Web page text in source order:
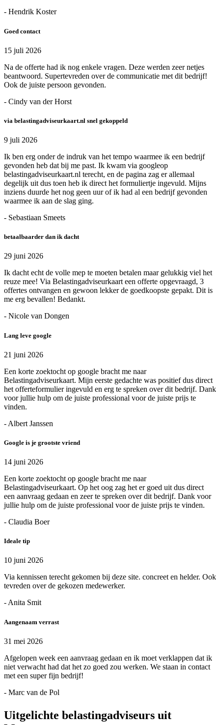
- Hendrik Koster
Goed contact
15 juli 2026
Na de offerte had ik nog enkele vragen. Deze werden zeer netjes
beantwoord. Supertevreden over de communicatie met dit bedrijf!
Ook de juiste persoon gevonden.
- Cindy van der Horst
via belastingadviseurkaart.nl snel gekoppeld
9 juli 2026
Ik ben erg onder de indruk van het tempo waarmee ik een bedrijf
gevonden heb dat bij me past. Ik kwam via googleop
belastingadviseurkaart.nl terecht, en de pagina zag er allemaal
degelijk uit dus toen heb ik direct het formuliertje ingevuld. Mijns
inziens duurde het nog geen uur of ik had al een bedrijf gevonden
waarmee ik aan de slag ging.
- Sebastiaan Smeets
betaalbaarder dan ik dacht
29 juni 2026
Ik dacht echt de volle mep te moeten betalen maar gelukkig viel het
reuze mee! Via Belastingadviseurkaart een offerte opgevraagd, 3
offertes ontvangen en gewoon lekker de goedkoopste gepakt. Dit is
me erg bevallen! Bedankt.
- Nicole van Dongen
Lang leve google
21 juni 2026
Een korte zoektocht op google bracht me naar
Belastingadviseurkaart. Mijn eerste gedachte was positief dus direct
het offerteformulier ingevuld en erg te spreken over dit bedrijf. Dank
voor jullie hulp om de juiste professional voor de juiste prijs te
vinden.
- Albert Janssen
Google is je grootste vriend
14 juni 2026
Een korte zoektocht op google bracht me naar
Belastingadviseurkaart. Op het oog zag het er goed uit dus direct
een aanvraag gedaan en zeer te spreken over dit bedrijf. Dank voor
jullie hulp om de juiste professional voor de juiste prijs te vinden.
- Claudia Boer
Ideale tip
10 juni 2026
Via kennissen terecht gekomen bij deze site. concreet en helder. Ook
tevreden over de gekozen medewerker.
- Anita Smit
Aangenaam verrast
31 mei 2026
Afgelopen week een aanvraag gedaan en ik moet verklappen dat ik
niet verwacht had dat het zo goed zou werken. We staan in contact
met een super fijn bedrijf!
- Marc van de Pol
Uitgelichte belastingadviseurs uit